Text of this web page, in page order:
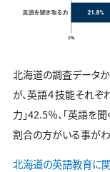
北海道の調査データ
が、英語４技能それぞ
力」42.5％、「英語を
割合の方がいる事がわ
北海道の英語教育に